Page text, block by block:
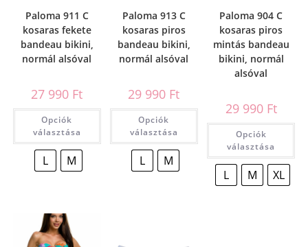
Paloma 911 C
kosaras fekete
bandeau bikini,
normál alsóval
27 990 Ft
Opciók
választása
L M
Paloma 913 C
kosaras piros
bandeau bikini,
normál alsóval
29 990 Ft
Opciók
választása
L M
Paloma 904 C
kosaras piros
mintás bandeau
bikini, normál
alsóval
29 990 Ft
Opciók
választása
L M XL